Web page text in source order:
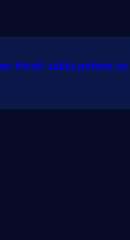
jedinstvenu
Hiroš zabio petom za